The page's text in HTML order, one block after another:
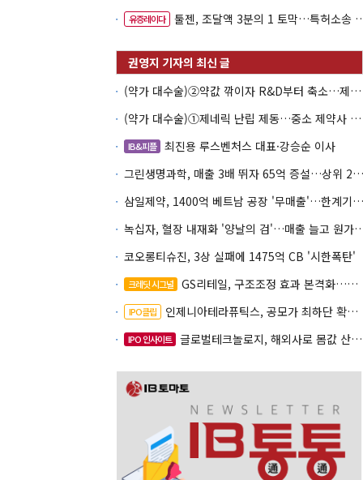
유증레이다 툴젠, 조달액 3분의 1 토막…특허소송 비용부터 챙긴다
(약가 대수술)②약값 깎이자 R&D부터 축소…제약업계 비상경영 돌입
(약가 대수술)①제네릭 난립 제동…중소 제약사 수익성 비상
IB&피플
최진용 루스벤처스 대표·강승순 이사
그린생명과학, 매출 3배 뛰자 65억 증설…상위 2곳 의존도 82%
삼일제약, 1400억 베트남 공장 '무매출'…한계기업 편입 위기
녹십자, 혈장 내재화 '양날의
코오롱티슈진, 3상 실패에 1475억 CB '시한폭탄'
크레딧 시그널 GS리테일, 구조조정 효과 본격화…재무체력 '강화'
IPO클립 인제니아테라퓨틱스, 공모가 최하단 확정…600억 조달
IPO 인사이트 글로벌테크놀로지, 해외사로 몸값 산정…520억 공모